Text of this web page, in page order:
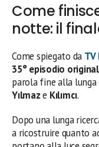
Come
notte: il
Come spiegato da TV
35° episodio
parola fine alla
Yılmaze Kılımcı.
Dopo una lunga
a ricostruire quanto